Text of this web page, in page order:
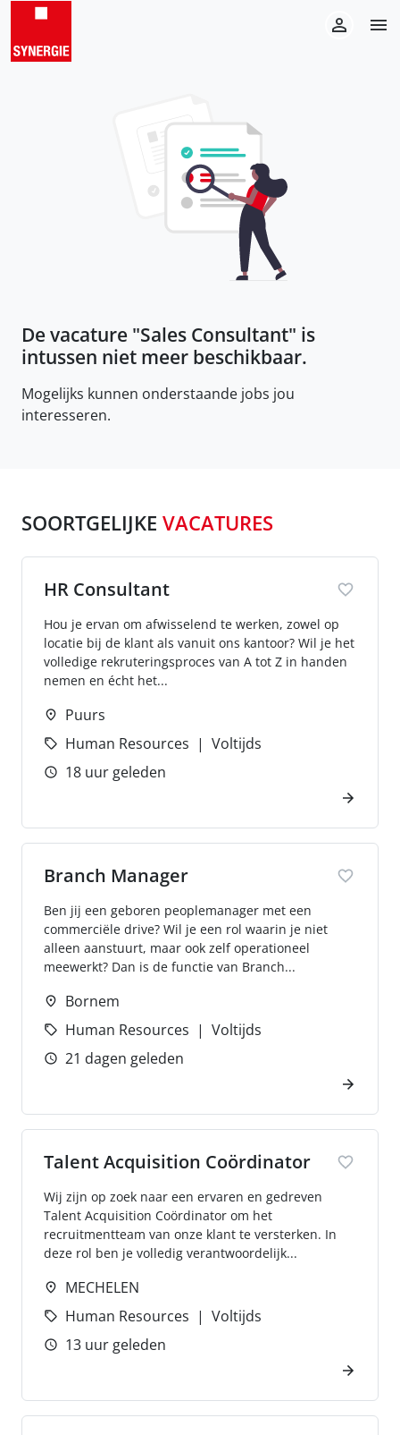
De vacature "Sales Consultant" is
intussen niet meer beschikbaar.
Mogelijks kunnen onderstaande jobs jou
interesseren.
SOORTGELIJKE VACATURES
HR Consultant
Hou je ervan om afwisselend te werken, zowel op
locatie bij de klant als vanuit ons kantoor? Wil je het
volledige rekruteringsproces van A tot Z in handen
nemen en écht het...
Puurs
Human Resources
Voltijds
18 uur geleden
Branch Manager
Ben jij een geboren peoplemanager met een
commerciële drive? Wil je een rol waarin je niet
alleen aanstuurt, maar ook zelf operationeel
meewerkt? Dan is de functie van Branch...
Bornem
Human Resources
Voltijds
21 dagen geleden
Talent Acquisition Coördinator
Wij zijn op zoek naar een ervaren en gedreven
Talent Acquisition Coördinator om het
recruitmentteam van onze klant te versterken. In
deze rol ben je volledig verantwoordelijk...
MECHELEN
Human Resources
Voltijds
13 uur geleden